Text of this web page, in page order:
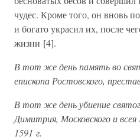
чудес. Кроме того, он вновь
и богато украсил их, после
жизни [4].
В тот же день память во
епископа Ростовского,
В тот же день убиение
Димитрия, Московского и
1591 г.